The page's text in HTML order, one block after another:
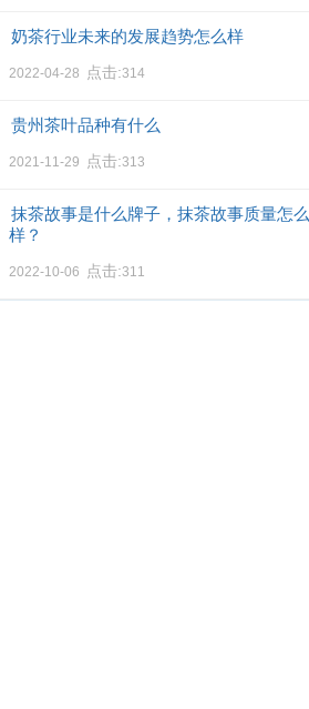
奶茶行业未来的发展趋势怎么样
2022-04-28 点击:314
贵州茶叶品种有什么
2021-11-29 点击:313
抹茶故事是什么牌子，抹茶故事质量怎么
样？
2022-10-06 点击:311